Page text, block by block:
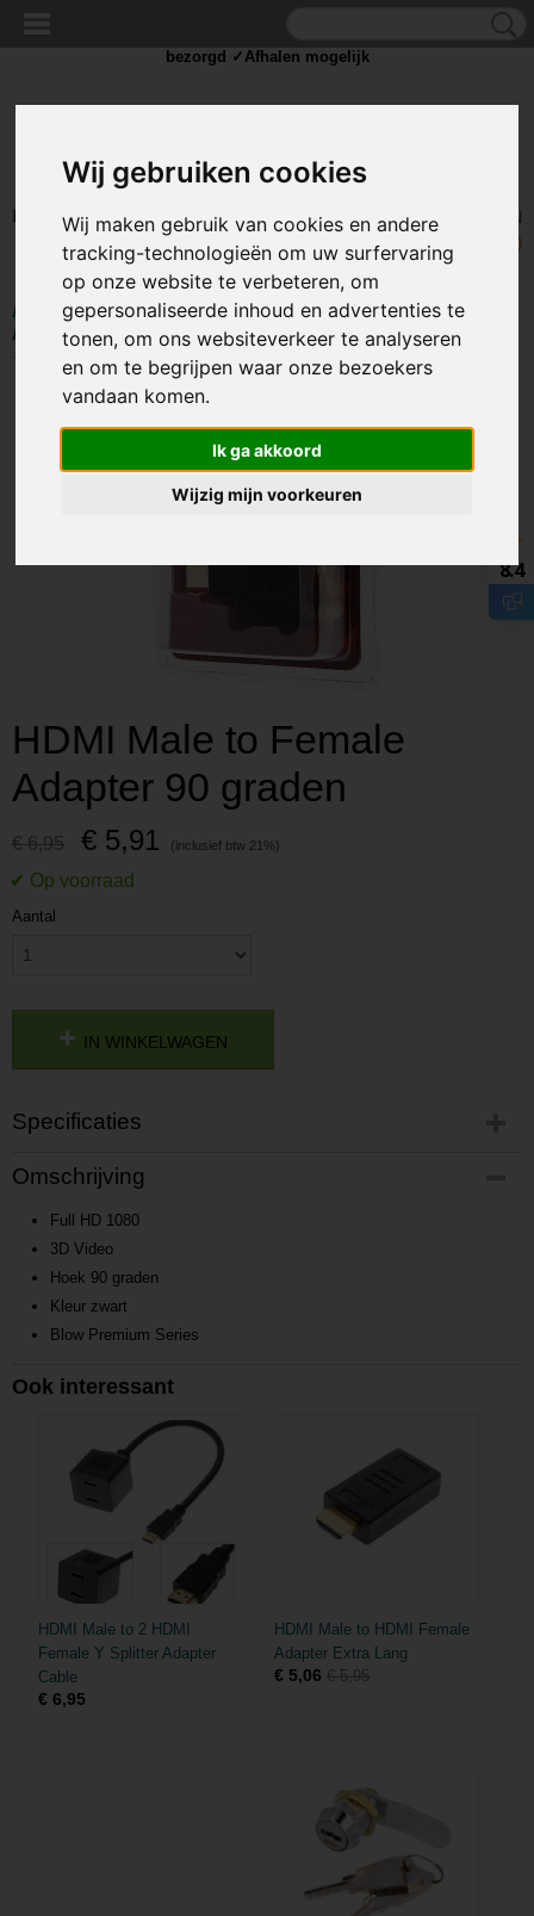
Wij gebruiken cookies
Wij maken gebruik van cookies en andere
tracking-technologieën om uw surfervaring
op onze website te verbeteren, om
gepersonaliseerde inhoud en advertenties te
tonen, om ons websiteverkeer te analyseren
en om te begrijpen waar onze bezoekers
vandaan komen.
Ik ga akkoord
Wijzig mijn voorkeuren
Inloggen Registreren
UW WINKELWAGEN
Geen producten
(0)
Home >BEELD EN GELUID>Kabels en Splitters>HDMI kabels
HDMI adapters >HDMI Male to Female Adapter 90 graden
HDMI Male to Female
Adapter 90 graden
€ 6,95 € 5,91
Aantal
IN WINKELWAGEN
Specificaties
Productcode
P201411141347
Productcode leverancier
L201411141347
Omschrijving
Full HD 1080
3D Video
Hoek 90 graden
Kleur zwart
Blow Premium Series
Ook interessant
HDMI Male to 2 HDMI
Female Y Splitter Adapter
Cable
€ 6,95
HDMI Male to HDMI Female
Adapter Extra Lang
€ 5,06 € 5,95
bezorgd ✓Afhalen mogelijk
8.4